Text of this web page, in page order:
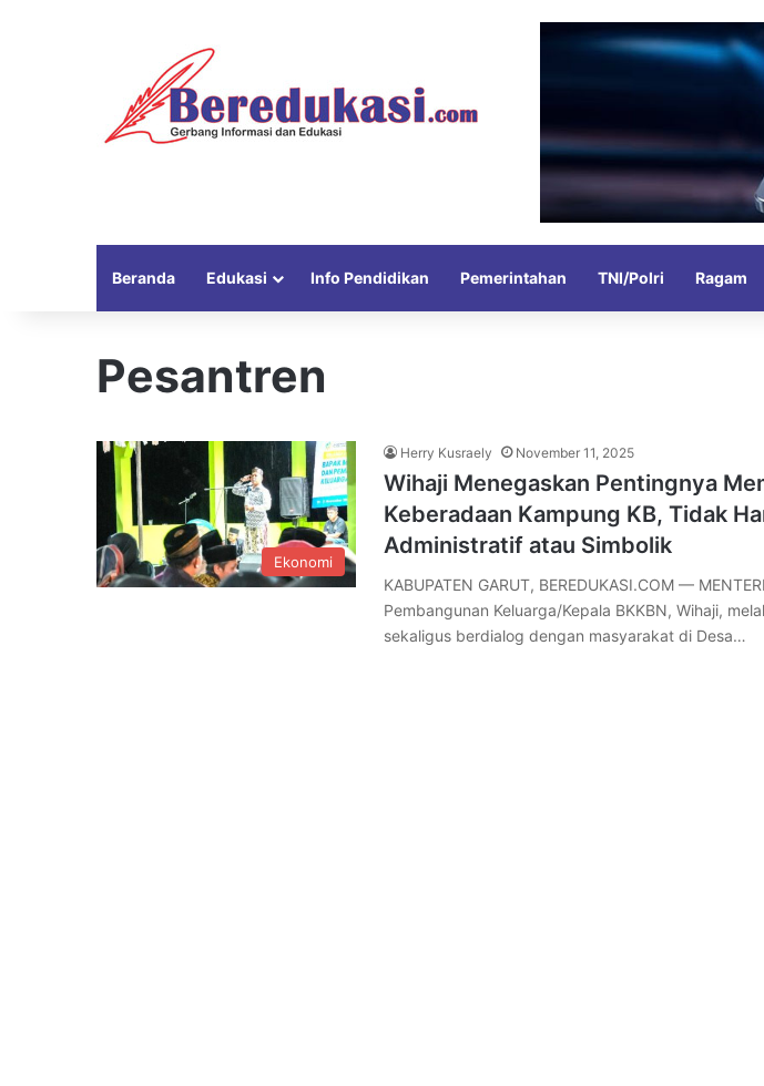
Beranda Edukasi Info Pendidikan Pemerintahan TNI/Polri Ragam
Pesantren
Ekonomi
Herry Kusraely November 11, 2025
Wihaji Menegaskan Pentingnya
Keberadaan Kampung KB, Tidak
Administratif atau Simbolik
KABUPATEN GARUT, BEREDUKASI.COM —
Pembangunan Keluarga/Kepala BKKBN, Wihaji,
sekaligus berdialog dengan masyarakat di Desa…